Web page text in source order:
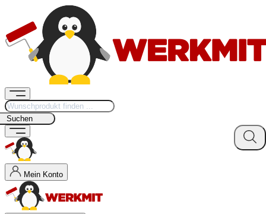
Suchen
Mein Konto